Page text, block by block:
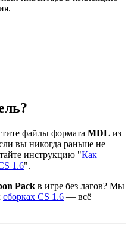
файлы формата MDL из
вы никогда раньше не
инструкцию "Как
1.6".
Pack в игре без лагов? Мы
сборках CS 1.6 — всё